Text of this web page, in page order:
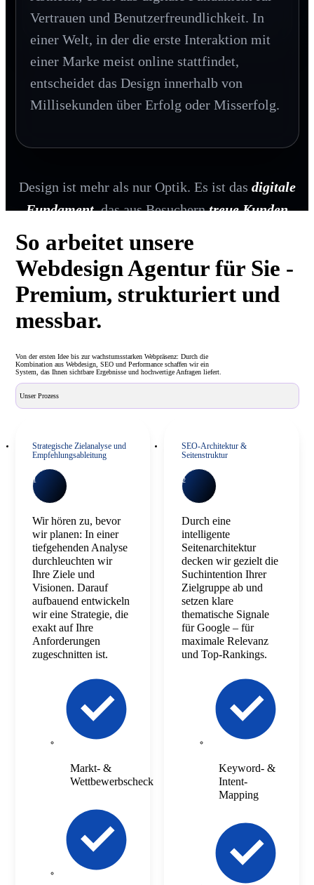
Vertrauen und Benutzerfreundlichkeit. In
einer Welt, in der die erste Interaktion mit
einer Marke meist online stattfindet,
entscheidet das Design innerhalb von
Millisekunden über Erfolg oder Misserfolg.
Design ist mehr als nur Optik. Es ist das digitale
Fundament, das aus Besucherntreue Kunden
So arbeitet unsere
Webdesign Agentur für Sie -
Premium, strukturiert und
messbar.
Von der ersten Idee bis zur wachstumsstarken Webpräsenz: Durch die
Kombination aus Webdesign, SEO und Performance schaffen wir ein
System, das Ihnen sichtbare Ergebnisse und hochwertige Anfragen liefert.
Unser Prozess
Strategische Zielanalyse und
Empfehlungsableitung
1
Wir hören zu, bevor
wir planen: In einer
tiefgehenden Analyse
durchleuchten wir
Ihre Ziele und
Visionen. Darauf
aufbauend entwickeln
wir eine Strategie, die
exakt auf Ihre
Anforderungen
zugeschnitten ist.
Markt- &
Wettbewerbscheck
SEO-Architektur &
Seitenstruktur
2
Durch eine
intelligente
Seitenarchitektur
decken wir gezielt die
Suchintention Ihrer
Zielgruppe ab und
setzen klare
thematische Signale
für Google – für
maximale Relevanz
und Top-Rankings.
Keyword- &
Intent-
Mapping